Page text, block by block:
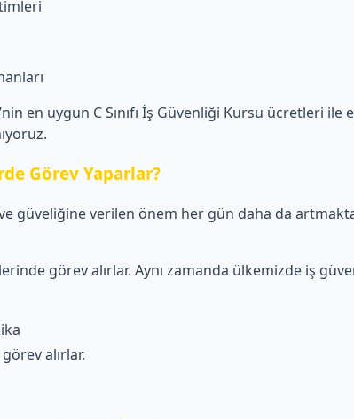
en uygun C Sınıfı İş Güvenliği Kursu ücretleri
Görev Yaparlar?
güveliğine verilen önem her gün daha da
görev alırlar. Aynı zamanda ülkemizde iş
alırlar.